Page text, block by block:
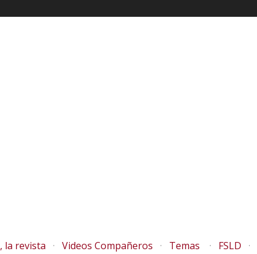
la revista Videos Compañeros Temas FSLD